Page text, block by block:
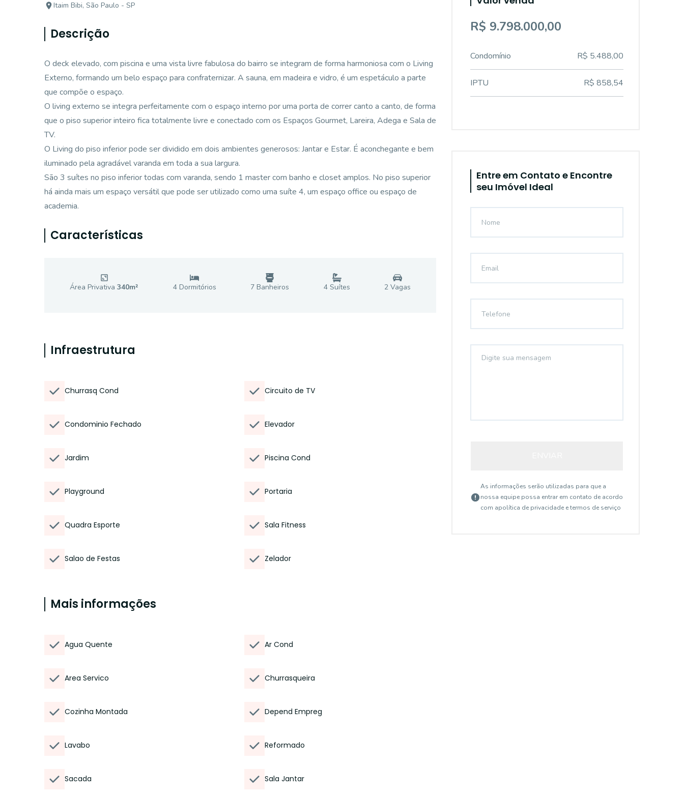
Itaim Bibi, São Paulo - SP
Descrição
O deck elevado, com piscina e uma vista livre fabulosa do bairro se integram de forma harmoniosa com o Living
Externo, formando um belo espaço para confraternizar. A sauna, em madeira e vidro, é um espetáculo a parte
que compõe o espaço.
O living externo se integra perfeitamente com o espaço interno por uma porta de correr canto a canto, de forma
que o piso superior inteiro fica totalmente livre e conectado com os Espaços Gourmet, Lareira, Adega e Sala de
TV.
O Living do piso inferior pode ser dividido em dois ambientes generosos: Jantar e Estar. É aconchegante e bem
iluminado pela agradável varanda em toda a sua largura.
São 3 suítes no piso inferior todas com varanda, sendo 1 master com banho e closet amplos. No piso superior
há ainda mais um espaço versátil que pode ser utilizado como uma suíte 4, um espaço office ou espaço de
academia.
Características
Área Privativa 340m² 4Dormitórios 7 Banheiros 4Suítes 2 Vagas
Infraestrutura
Churrasq Cond Circuito de TV
Condominio Fechado Elevador
Jardim Piscina Cond
Playground Portaria
Quadra Esporte Sala Fitness
Salao de Festas Zelador
Mais informações
Agua Quente Ar Cond
Area Servico Churrasqueira
Cozinha Montada Depend Empreg
Lavabo Reformado
Sacada Sala Jantar
R$ 9.798.000,00
Condomínio R$ 5.488,00
IPTU R$ 858,54
Entre em Contato e Encontre
seu Imóvel Ideal
As informações serão utilizadas para que a
nossa equipe possa entrar em contato de acordo
com apolítica de privacidade e termos de serviço